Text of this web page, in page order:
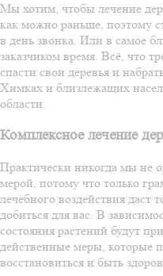
Мы хотим, чтобы лечение
как можно раньше, поэтому
в день звонка. Или в самое
заказчиком время. Всё, что
спасти свои деревья и
Химках и близлежащих
области.
Комплексное лечение
Практически никогда мы не
мерой, потому что только
лечебного воздействия даст
добиться для вас. В
состояния растений будут
действенные меры, которые
восстановиться и быть